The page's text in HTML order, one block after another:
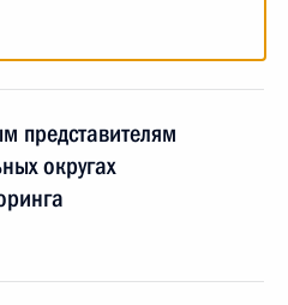
представителям
округах